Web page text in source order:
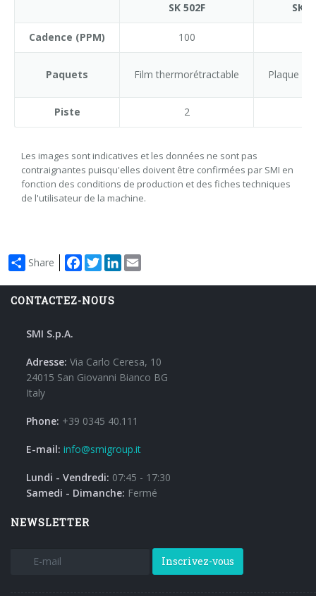
SK 502F SK
Cadence (PPM) 100
Paquets Film thermorétractable Plaque
Piste 2
Les images sont indicatives et les données ne sont pas
contraignantes puisqu'elles doivent être confirmées par SMI en
fonction des conditions de production et des fiches techniques
de l'utilisateur de la machine.
Share Facebook
TwitterLinkedIn
CONTACTEZ-NOUS
SMI S.p.A.
Adresse: Via Carlo Ceresa, 10
24015 San Giovanni Bianco BG
Italy
Phone: +39 0345 40.111
E-mail: info@smigroup.it
Lundi - Vendredi: 07:45 - 17:30
Samedi - Dimanche: Fermé
NEWSLETTER
Inscrivez-vous